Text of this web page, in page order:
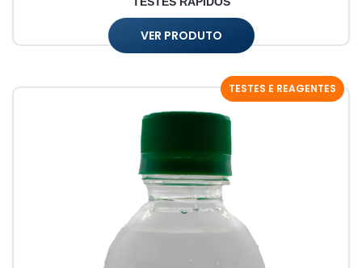
VER PRODUTO
TESTES E REAGENTES